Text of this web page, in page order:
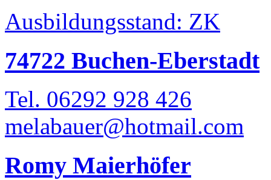
Ausbildungsstand: ZK
74722 Buchen-Eberstadt
Tel. 06292 928 426
melabauer@hotmail.com
Romy Maierhöfer